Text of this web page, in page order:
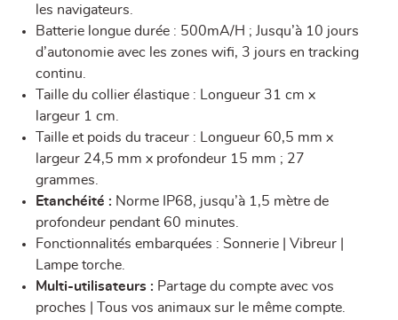
les navigateurs.
Batterie longue durée : 500mA/H ; Jusqu’à 10 jours
d’autonomie avec les zones wifi, 3 jours en tracking
continu.
Taille du collier élastique : Longueur 31 cm x
largeur 1 cm.
Taille et poids du traceur : Longueur 60,5 mm x
largeur 24,5 mm x profondeur 15 mm ; 27
grammes.
Etanchéité : Norme IP68, jusqu’à 1,5 mètre de
profondeur pendant 60 minutes.
Fonctionnalités embarquées : Sonnerie | Vibreur |
Lampe torche.
Multi-utilisateurs : Partage du compte avec vos
proches | Tous vos animaux sur le même compte.